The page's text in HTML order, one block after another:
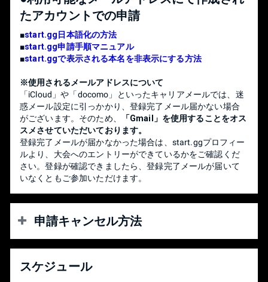
・スマブラSPECIALソフト（パッケージ版, DL版 問わず）
・スマブラSPECIAL全キャラ開放済みセーブデータ（DLC
・スマブラSPECIAL最新版アップデートデータ
※「GCコントローラー接続タップ（任天堂純正品のみ）」
は必須ではございませんが、設置できる方はぜひご協力く
いただきますようお願い致します
※ 持参したSwitch・Switchドッグ・GCコン接続タップ・
JOYコンには、目印を付けておくようにお願いします
※48名より少なくとも申請ができない場合がございます
※「保護者の参加同意書」ダウンロードはこちらから
たアカウントでの申請
■start.gg日本語化の方法
■start.gg申請手順マニュアル
■start.ggで表示される本名を非表示にする方法
※使用されるメールアドレスについて
「iCloud」や「docomo」といったキャリアメールでは、迷
惑メール設定に引っかかり、登録完了メール届かない場合
がございます。そのため、
「Gmail」を使用することをオス
スメさせていただいております。
登録完了メールが届かなかった場合は、start.ggプロフィー
ルより、大会へのエントリーができているかをご確認くだ
さい。登録が確認できましたら、登録完了メールが届いて
いなくともご参加いただけます。
申請キャンセル方法
添えて連絡をお願いします
スケジュール